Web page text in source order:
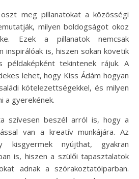
meg pillanatokat a közösségi
milyen boldogságot okoz
Ezek a pillanatok nemcsak
inspirálóak is, hiszen sokan követik
tekintenek rájuk. A
lehet, hogy Kiss Ádám hogyan
kötelezettségekkel, és milyen
a gyerekének.
szívesen beszél arról is, hogy a
van a kreatív munkájára. Az
kisgyermek nyújthat, gyakran
is, hiszen a szülői tapasztalatok
adnak a szórakoztatóiparban.